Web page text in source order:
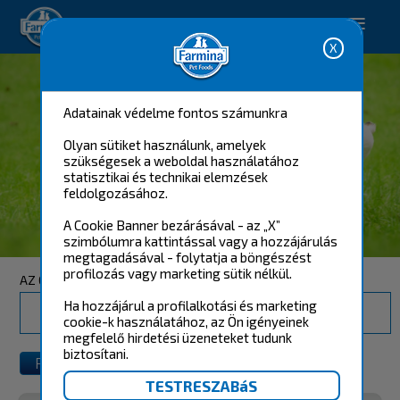
Adatainak védelme fontos számunkra
Olyan sütiket használunk, amelyek
szükségesek a weboldal használatához
statisztikai és technikai elemzések
feldolgozásához.
A Cookie Banner bezárásával - az „X”
szimbólumra kattintással vagy a hozzájárulás
megtagadásával - folytatja a böngészést
profilozás vagy marketing sütik nélkül.
Ha hozzájárul a profilalkotási és marketing
cookie-k használatához, az Ön igényeinek
megfelelő hirdetési üzeneteket tudunk
biztosítani.
Happy pet. Happy you.
BELÉPÉS
AZ ÖN E-MAIL CÍME